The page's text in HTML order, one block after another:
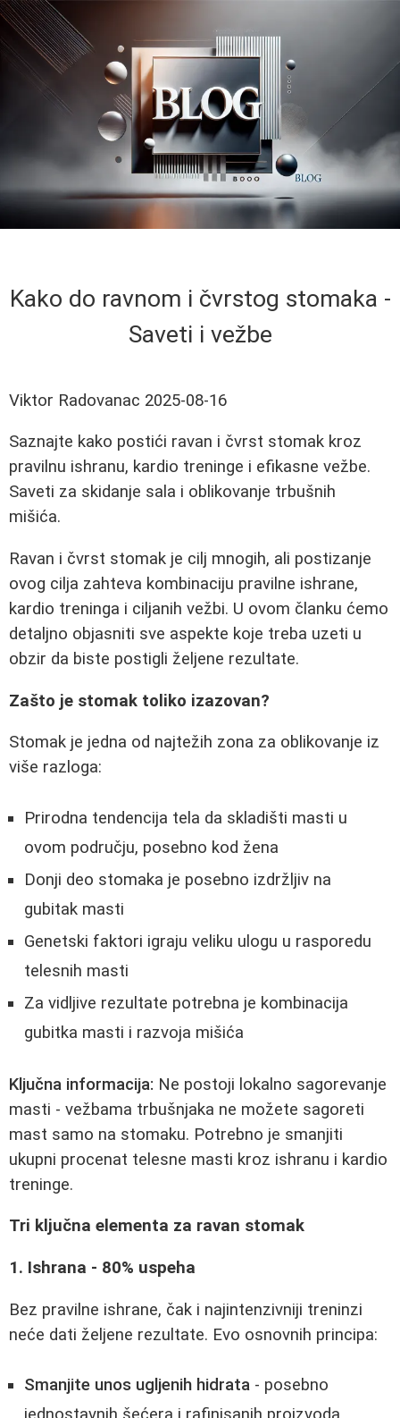
Kako do ravnom i čvrstog stomaka -
Saveti i vežbe
Viktor Radovanac 2025-08-16
Saznajte kako postići ravan i čvrst stomak kroz
pravilnu ishranu, kardio treninge i efikasne vežbe.
Saveti za skidanje sala i oblikovanje trbušnih
mišića.
Ravan i čvrst stomak je cilj mnogih, ali postizanje
ovog cilja zahteva kombinaciju pravilne ishrane,
kardio treninga i ciljanih vežbi. U ovom članku ćemo
detaljno objasniti sve aspekte koje treba uzeti u
obzir da biste postigli željene rezultate.
Zašto je stomak toliko izazovan?
Stomak je jedna od najtežih zona za oblikovanje iz
više razloga:
Prirodna tendencija tela da skladišti masti u
ovom području, posebno kod žena
Donji deo stomaka je posebno izdržljiv na
gubitak masti
Genetski faktori igraju veliku ulogu u rasporedu
telesnih masti
Za vidljive rezultate potrebna je kombinacija
gubitka masti i razvoja mišića
Ključna informacija: Ne postoji lokalno sagorevanje
masti - vežbama trbušnjaka ne možete sagoreti
mast samo na stomaku. Potrebno je smanjiti
ukupni procenat telesne masti kroz ishranu i kardio
treninge.
Tri ključna elementa za ravan stomak
1. Ishrana - 80% uspeha
Bez pravilne ishrane, čak i najintenzivniji treninzi
neće dati željene rezultate. Evo osnovnih principa:
Smanjite unos ugljenih hidrata - posebno